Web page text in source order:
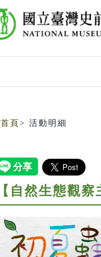
首頁 > 活動明細
【自然生態觀